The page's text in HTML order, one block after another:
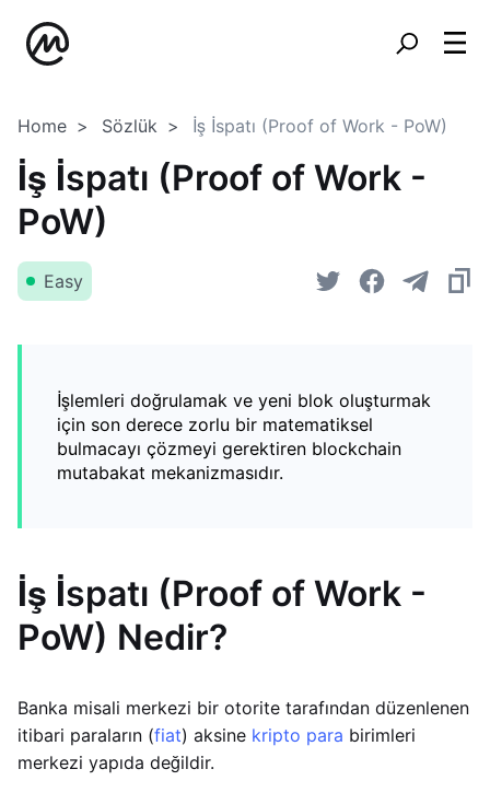
Home Sözlük İş İspatı (Proof of Work - PoW)
İş İspatı (Proof of Work -
PoW)
Easy
İşlemleri doğrulamak ve yeni blok oluşturmak
için son derece zorlu bir matematiksel
bulmacayı çözmeyi gerektiren blockchain
mutabakat mekanizmasıdır.
İş İspatı (Proof of Work -
PoW) Nedir?
Banka misali merkezi bir otorite tarafından düzenlenen
itibari paraların (fiat) aksine kripto para birimleri
merkezi yapıda değildir.